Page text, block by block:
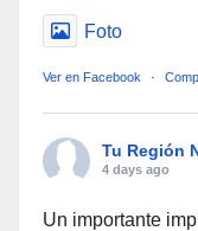
Foto
Ver en Facebook ·
Tu Región
4 days ago
Un importante